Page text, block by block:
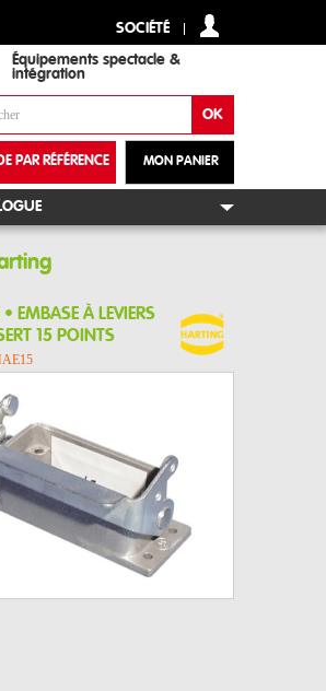
SOCIÉTÉ
Équipements spectacle &
intégration
MON PANIER
PAR RÉFÉRENCE
+
EMBASE À LEVIERS
15 POINTS